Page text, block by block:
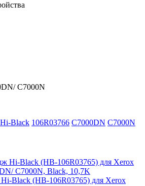
C7000N
Hi-Black 106R03766 C7000DN C7000N
Black (HB-106R03765) для Xerox